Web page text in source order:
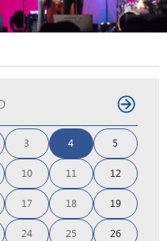
3 4 5
10 11 12
17 18 19
24 25 26